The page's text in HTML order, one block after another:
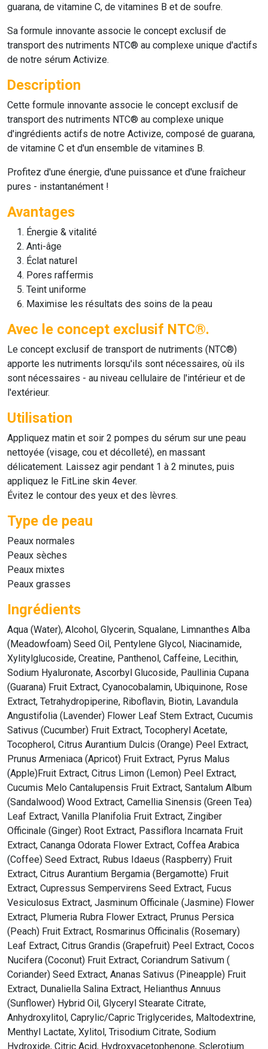
guarana, de vitamine C, de vitamines B et de soufre.
Sa formule innovante associe le concept exclusif de
transport des nutriments NTC® au complexe unique d'actifs
de notre sérum Activize.
Description
Cette formule innovante associe le concept exclusif de
transport des nutriments NTC® au complexe unique
d'ingrédients actifs de notre Activize, composé de guarana,
de vitamine C et d'un ensemble de vitamines B.
Profitez d'une énergie, d'une puissance et d'une fraîcheur
pures - instantanément !
Avantages
Énergie & vitalité
Anti-âge
Éclat naturel
Pores raffermis
Teint uniforme
Maximise les résultats des soins de la peau
Avec le concept exclusif NTC®.
Le concept exclusif de transport de nutriments (NTC®)
apporte les nutriments lorsqu'ils sont nécessaires, où ils
sont nécessaires - au niveau cellulaire de l'intérieur et de
l'extérieur.
Utilisation
Appliquez matin et soir 2 pompes du sérum sur une peau
nettoyée (visage, cou et décolleté), en massant
délicatement. Laissez agir pendant 1 à 2 minutes, puis
appliquez le FitLine skin 4ever.
Évitez le contour des yeux et des lèvres.
Type de peau
Peaux normales
Peaux sèches
Peaux mixtes
Peaux grasses
Ingrédients
Aqua (Water), Alcohol, Glycerin, Squalane, Limnanthes Alba
(Meadowfoam) Seed Oil, Pentylene Glycol, Niacinamide,
Xylitylglucoside, Creatine, Panthenol, Caffeine, Lecithin,
Sodium Hyaluronate, Ascorbyl Glucoside, Paullinia Cupana
(Guarana) Fruit Extract, Cyanocobalamin, Ubiquinone, Rose
Extract, Tetrahydropiperine, Riboflavin, Biotin, Lavandula
Angustifolia (Lavender) Flower Leaf Stem Extract, Cucumis
Sativus (Cucumber) Fruit Extract, Tocopheryl Acetate,
Tocopherol, Citrus Aurantium Dulcis (Orange) Peel Extract,
Prunus Armeniaca (Apricot) Fruit Extract, Pyrus Malus
(Apple)Fruit Extract, Citrus Limon (Lemon) Peel Extract,
Cucumis Melo Cantalupensis Fruit Extract, Santalum Album
(Sandalwood) Wood Extract, Camellia Sinensis (Green Tea)
Leaf Extract, Vanilla Planifolia Fruit Extract, Zingiber
Officinale (Ginger) Root Extract, Passiflora Incarnata Fruit
Extract, Cananga Odorata Flower Extract, Coffea Arabica
(Coffee) Seed Extract, Rubus Idaeus (Raspberry) Fruit
Extract, Citrus Aurantium Bergamia (Bergamotte) Fruit
Extract, Cupressus Sempervirens Seed Extract, Fucus
Vesiculosus Extract, Jasminum Officinale (Jasmine) Flower
Extract, Plumeria Rubra Flower Extract, Prunus Persica
(Peach) Fruit Extract, Rosmarinus Officinalis (Rosemary)
Leaf Extract, Citrus Grandis (Grapefruit) Peel Extract, Cocos
Nucifera (Coconut) Fruit Extract, Coriandrum Sativum (
Coriander) Seed Extract, Ananas Sativus (Pineapple) Fruit
Extract, Dunaliella Salina Extract, Helianthus Annuus
(Sunflower) Hybrid Oil, Glyceryl Stearate Citrate,
Anhydroxylitol, Caprylic/Capric Triglycerides, Maltodextrine,
Menthyl Lactate, Xylitol, Trisodium Citrate, Sodium
Hydroxide, Citric Acid, Hydroxyacetophenone, Sclerotium